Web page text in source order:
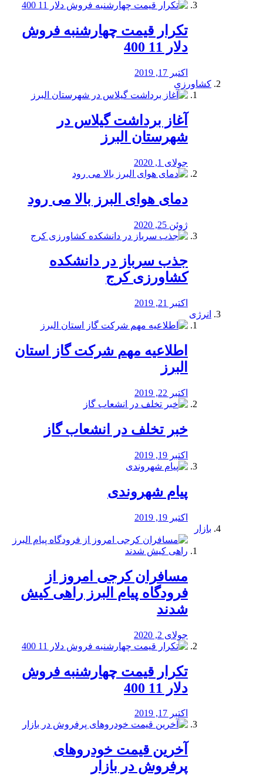
تکرار قیمت چهارشنبه فروش
دلار 11 400
اکتبر 17, 2019
کشاورزی
آغاز برداشت گیلاس در
شهرستان البرز
جولای 1, 2020
دمای هوای البرز بالا می رود
ژوئن 25, 2020
جذب سرباز در دانشکده
کشاورزی کرج
اکتبر 21, 2019
انرژی
️اطلاعیه مهم شرکت گاز استان
البرز
اکتبر 22, 2019
خبر تخلف در انشعاب گاز
اکتبر 19, 2019
پیام شهروندی
اکتبر 19, 2019
بازار
مسافران کرجی امروز از
فرودگاه پیام البرز راهی کیش
شدند
جولای 2, 2020
تکرار قیمت چهارشنبه فروش
دلار 11 400
اکتبر 17, 2019
آخرین قیمت خودرو‌های
پرفروش در بازار